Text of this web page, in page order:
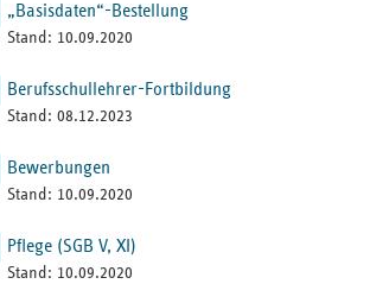
„Basisdaten“-Bestellung
Stand: 10.09.2020
Berufsschullehrer-Fortbildung
Stand: 08.12.2023
Bewerbungen
Stand: 10.09.2020
Pflege (SGB V, XI)
Stand: 10.09.2020